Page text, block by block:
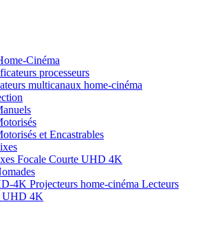
Cinéma
processeurs
multicanaux home-cinéma
et Encastrables
Focale Courte UHD 4K
4K Projecteurs home-cinéma Lecteurs
UHD 4K